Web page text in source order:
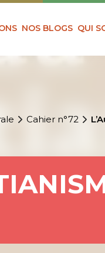
NOS BLOGS QUI
Cahier n°72